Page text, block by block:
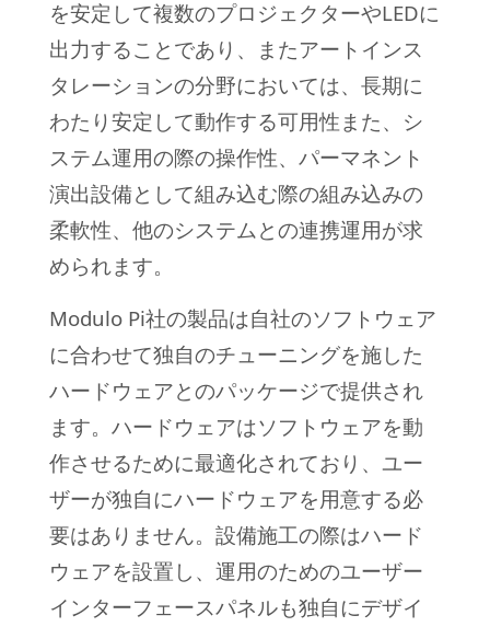
を安定して複数のプロジェクターやLEDに
出力することであり、またアートインス
タレーションの分野においては、長期に
わたり安定して動作する可用性また、シ
ステム運用の際の操作性、パーマネント
演出設備として組み込む際の組み込みの
柔軟性、他のシステムとの連携運用が求
められます。
Modulo Pi社の製品は自社のソフトウェア
に合わせて独自のチューニングを施した
ハードウェアとのパッケージで提供され
ます。ハードウェアはソフトウェアを動
作させるために最適化されており、ユー
ザーが独自にハードウェアを用意する必
要はありません。設備施工の際はハード
ウェアを設置し、運用のためのユーザー
インターフェースパネルも独自にデザイ